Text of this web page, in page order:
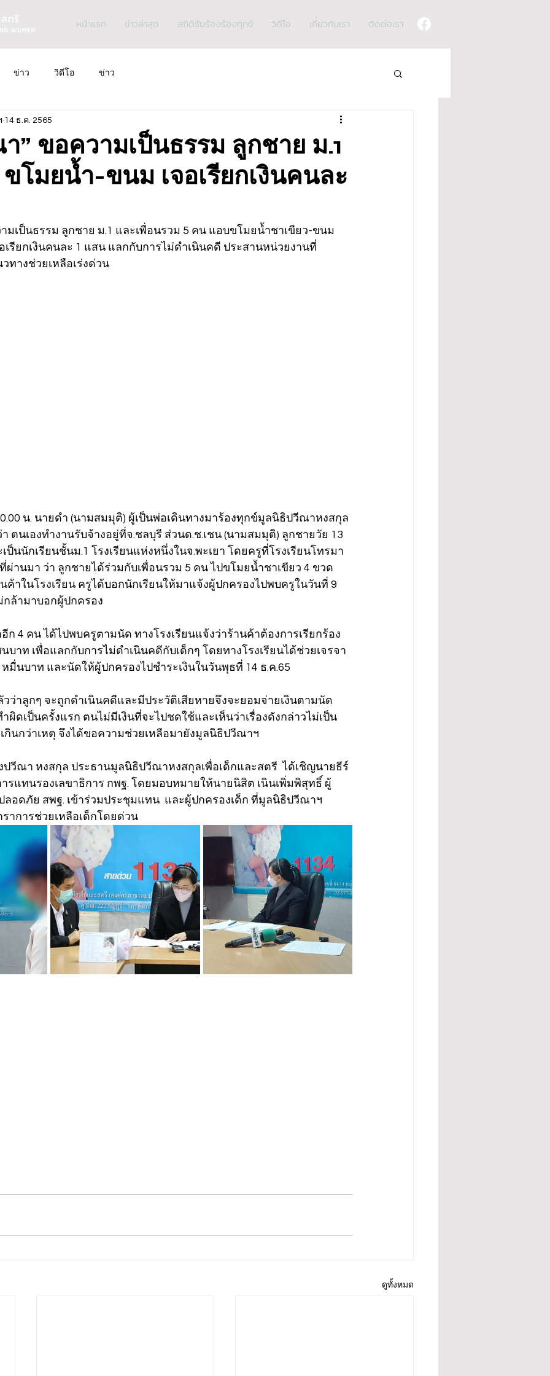
หน้าแรก ข่าวล่าสุด สถิติรับร้องร้องทุกข์ วิดีโอ เกี่ยวกับเรา ติดต่อเรา
ข่าว วิดีโอ ข่าว
” ขอความเป็นธรรม ลูกชาย ม.1
โมยน้ำ-ขนม เจอเรียกเงินคนละ
14 ธ.ค. 2565
มเป็นธรรม ลูกชาย ม.1 และเพื่อนรวม 5 คน แอบขโมยน้ำชาเขียว-ขนม
เรียกเงินคนละ 1 แสน แลกกับการไม่ดำเนินคดี ประสานหน่วยงานที่
ทางช่วยเหลือเร่งด่วน
น. นายดำ (นามสมมุติ) ผู้เป็นพ่อเดินทางมาร้องทุกข์มูลนิธิปวีณาหงสกุล
ตนเองทำงานรับจ้างอยู่ที่จ.ชลบุรี ส่วนด.ช.เชน (นามสมมุติ) ลูกชายวัย 13
ป็นนักเรียนชั้นม.1 โรงเรียนแห่งหนึ่งในจ.พะเยา โดยครูที่โรงเรียนโทรมา
ผ่านมา ว่า ลูกชายได้ร่วมกับเพื่อนรวม 5 คน ไปขโมยน้ำชาเขียว 4 ขวด
ค้าในโรงเรียน ครูได้บอกนักเรียนให้มาแจ้งผู้ปกครองไปพบครูในวันที่ 9
กล้ามาบอกผู้ปกครอง
ก 4 คน ได้ไปพบครูตามนัด ทางโรงเรียนแจ้งว่าร้านค้าต้องการเรียกร้อง
บาท เพื่อแลกกับการไม่ดำเนินคดีกับเด็กๆ โดยทางโรงเรียนได้ช่วยเจรจา
มื่นบาท และนัดให้ผู้ปกครองไปชำระเงินในวันพุธที่ 14 ธ.ค.65
วว่าลูกๆ จะถูกดำเนินคดีและมีประวัติเสียหายจึงจะยอมจ่ายเงินตามนัด
ผิดเป็นครั้งแรก ตนไม่มีเงินที่จะไปชดใช้และเห็นว่าเรื่องดังกล่าวไม่เป็น
กินกว่าเหตุ จึงได้ขอความช่วยเหลือมายังมูลนิธิปวีณาฯ
งปวีณา หงสกุล ประธานมูลนิธิปวีณาหงสกุลเพื่อเด็กและสตรี  ได้เชิญนายธีร์
รแทนรองเลขาธิการ กพฐ. โดยมอบหมายให้นายนิสิต เนินเพิ่มพิสุทธิ์ ผู้
อดภัย สพฐ. เข้าร่วมประชุมแทน  และผู้ปกครองเด็ก ที่มูลนิธิปวีณาฯ
าการช่วยเหลือเด็กโดยด่วน
ดูทั้งหมด